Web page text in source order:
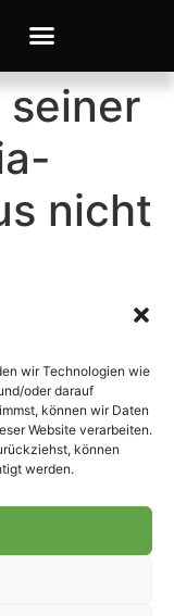
wir Technologien wie
oder darauf
können wir Daten
Website verarbeiten.
können
werden.
seiner
nicht